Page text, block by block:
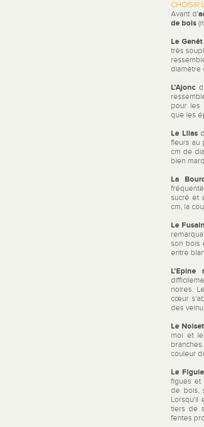
CHOISIR
Avant d'
de bois
Le Genêt
très
diamètre
L’Ajonc
pour les
que les
Le Lilas
fleurs au
cm de
bien
La
sucré et
cm, la
Le
son bois
entre
L’Epine
noires.
cœur
des
Le
moi et
couleur
Le
figues et
de bois,
tiers de
fentes